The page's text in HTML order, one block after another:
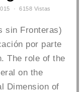
6158 Vistas
sin Fronteras)
por parte
The role of the
on the
Dimension of